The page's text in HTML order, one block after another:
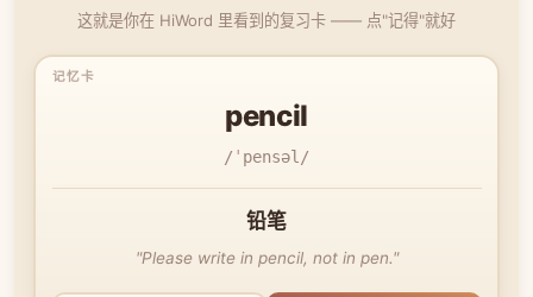
这就是你在 HiWord 里看到的复习卡 —— 点"记得"就好
pencil
/ˈpensəl/
铅笔
"Please write in pencil, not in pen."